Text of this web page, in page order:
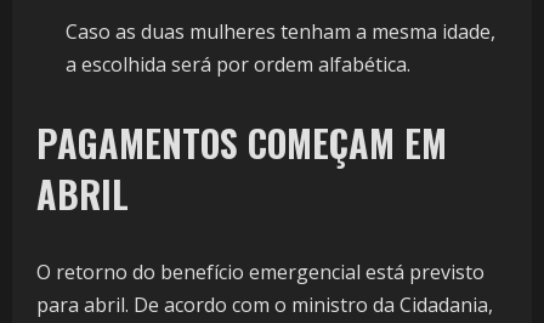
Caso as duas mulheres tenham a mesma idade,
a escolhida será por ordem alfabética.
PAGAMENTOS COMEÇAM EM
ABRIL
O retorno do benefício emergencial está previsto
para abril. De acordo com o ministro da Cidadania,